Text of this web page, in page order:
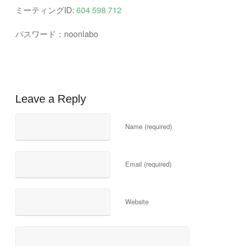
ミーティングID: 604 598 712
パスワード：noonlabo
Leave a Reply
Name (required)
Email (required)
Website